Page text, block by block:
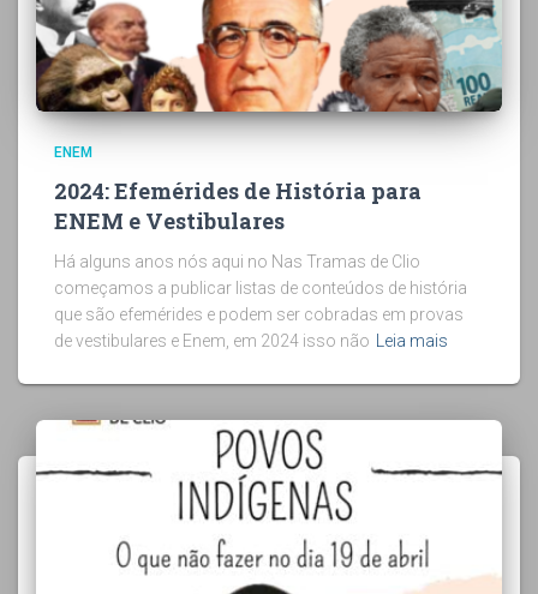
ENEM
2024: Efemérides de História para
ENEM e Vestibulares
Há alguns anos nós aqui no Nas Tramas de Clio
começamos a publicar listas de conteúdos de história
que são efemérides e podem ser cobradas em provas
de vestibulares e Enem, em 2024 isso não Leia mais